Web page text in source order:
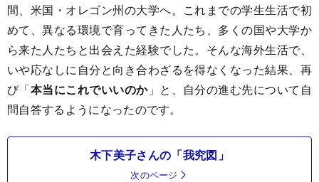
間、米国・オレゴン州の大学へ。これまでの学生生活で初
めて、異なる環境で育ってきた人たち、多くの国や大学か
ら来た人たちと出会えた経験でした。そんな海外生活で、
いや応なしに自分と向き合わざるを得なくなった結果、再
び「本当にこれでいいのか」と、自分の進む先について自
問自答するようになったのです。
木下美子さんの「我究図」
次のページ